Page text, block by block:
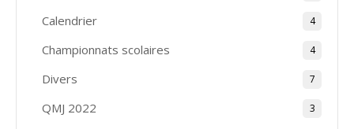
Calendrier 4
Championnats scolaires 4
Divers 7
QMJ 2022 3